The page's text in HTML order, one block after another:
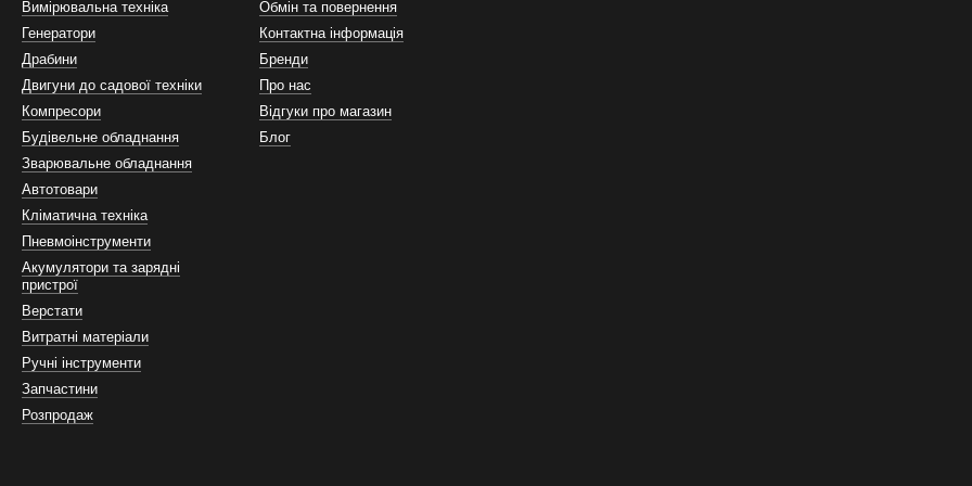
двома абразивними дисками різної зернистості та потужним двигуном, що дозволяє проводити грубе та більш тонке шліфування.
та є простими та надійними у використанні.
із двома абразивними дисками, проте розташовуються вони кожен під своїм кутом. Особливістю даних верстатів є можливість
холодності металу предмета обробки.
та металами необхідно застосування моделей зі шліфувальною стрічкою, які надають зручність у зміні витратного
зернистості стрічок. Таким чином, швидко вдасться усунути нерівності та задирки.
диск, покритий шкірою або спеціальним матеріалом і повільно обертаються.
використання захисних окулярів у процесі експлуатації будь-якого виду заточувального верстата!
Вимірювальна техніка
Генератори
Драбини
Двигуни до садової техніки
Компресори
Будівельне обладнання
Зварювальне обладнання
Автотовари
Кліматична техніка
Пневмоінструменти
Акумулятори та зарядні
пристрої
Верстати
Витратні матеріали
Ручні інструменти
Запчастини
Розпродаж
Обмін та повернення
Контактна інформація
Бренди
Про нас
Відгуки про магазин
Блог